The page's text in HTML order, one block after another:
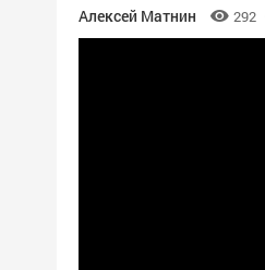
Алексей Матнин 292